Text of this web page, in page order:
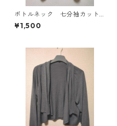
ボトルネック 七分袖カット
ソー ４Ｌ マスタード KA
E-4816
¥1,500